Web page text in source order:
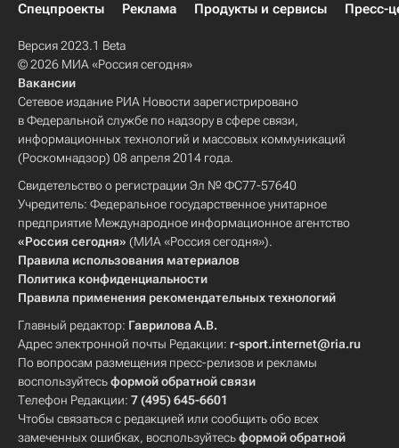
Спецпроекты
Реклама Продукты и сервисы Пресс-
Версия 2023.1 Beta
© 2026 МИА «Россия сегодня»
Вакансии
Сетевое издание РИА Новости зарегистрировано
в Федеральной службе по надзору в сфере связи,
информационных технологий и массовых коммуникаций
(Роскомнадзор) 08 апреля 2014 года.
Свидетельство о регистрации Эл № ФС77-57640
Учредитель: Федеральное государственное унитарное
предприятие Международное информационное агентство
«Россия сегодня» (МИА «Россия сегодня»).
Правила использования материалов
Политика конфиденциальности
Правила применения рекомендательных технологий
Главный редактор: Гаврилова А.В.
Адрес электронной почты Редакции: r-sport.internet@ria.ru
По вопросам размещения пресс-релизов и рекламы
воспользуйтесьформой обратной связи
Телефон Редакции: 7 (495) 645-6601
Чтобы связаться с редакцией или сообщить обо всех
замеченных ошибках, воспользуйтесьформой обратной